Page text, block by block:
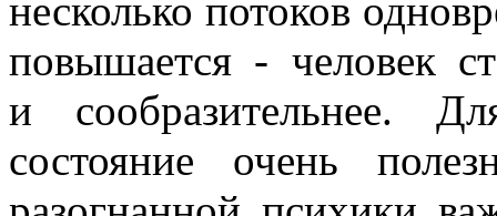
несколько потоков
повышается - человек
и сообразительнее.
состояние очень